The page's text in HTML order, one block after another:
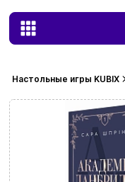
Настольные игры KUBIX